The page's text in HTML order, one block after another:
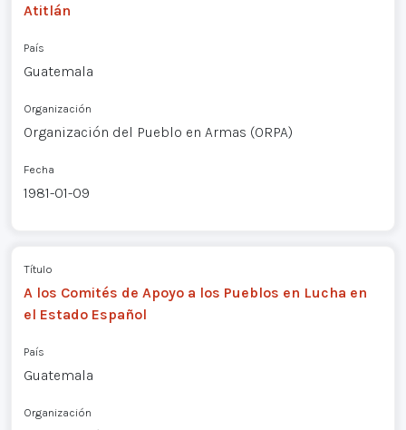
Atitlán
País
Guatemala
Organización
Organización del Pueblo en Armas (ORPA)
Fecha
1981-01-09
Título
A los Comités de Apoyo a los Pueblos en Lucha en
el Estado Español
País
Guatemala
Organización